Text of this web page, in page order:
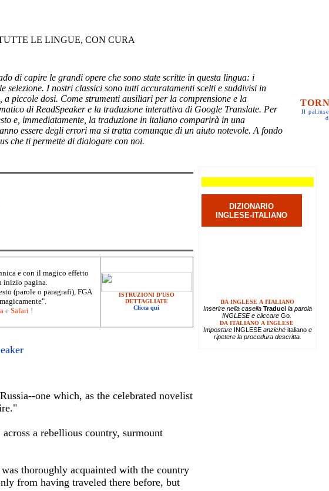
LE LINGUE, CON CURA
di capire le grandi opere che sono state scritte in questa lingua: i
selezione. I nostri classici sono tutti accuratamenti scelti e suddivisi in
piccole dosi. Come strumenti ausiliari per la comprensione e la
di ReadSpeaker e la traduzione interattiva di Google Translate. Per
e, immediatamente, la traduzione in italiano comparirà in una
essere degli errori ma si tratta comunque di un aiuto notevole. A fondo
che ti permette di dialogare con noi.
Il
e con il magico effetto
inizio pagina.
(parole o paragrafi), FGA
e Safari !
ISTRUZIONI D'USO
DETTAGLIATE
Clicca qui
one which, as the celebrated novelist
a rebellious country, surmount
thoroughly acquainted with the country
from having traveled there before, but
DIZIONARIO
INGLESE-ITALIANO
DA INGLESE A ITALIANO
Inserire nella casella Traducila parola
INGLESE e cliccare Go.
DA ITALIANO A INGLESE
Impostare INGLESEanziché italianoe
ripetere la procedura descritta.